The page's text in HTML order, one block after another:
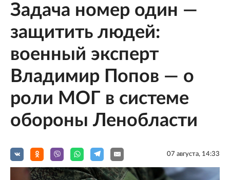
Задача номер один —
защитить людей:
военный эксперт
Владимир Попов — о
роли МОГ в системе
обороны Ленобласти
07 августа, 14:33